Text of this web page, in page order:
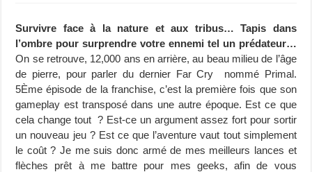
Survivre face à la nature et aux tribus… Tapis dans
l’ombre pour surprendre votre ennemi tel un prédateur…
On se retrouve, 12,000 ans en arrière, au beau milieu de l’âge
de pierre, pour parler du dernier Far Cry nommé Primal.
5Ème épisode de la franchise, c’est la première fois que son
gameplay est transposé dans une autre époque. Est ce que
cela change tout ? Est-ce un argument assez fort pour sortir
un nouveau jeu ? Est ce que l’aventure vaut tout simplement
le coût ? Je me suis donc armé de mes meilleurs lances et
flèches prêt à me battre pour mes geeks, afin de vous